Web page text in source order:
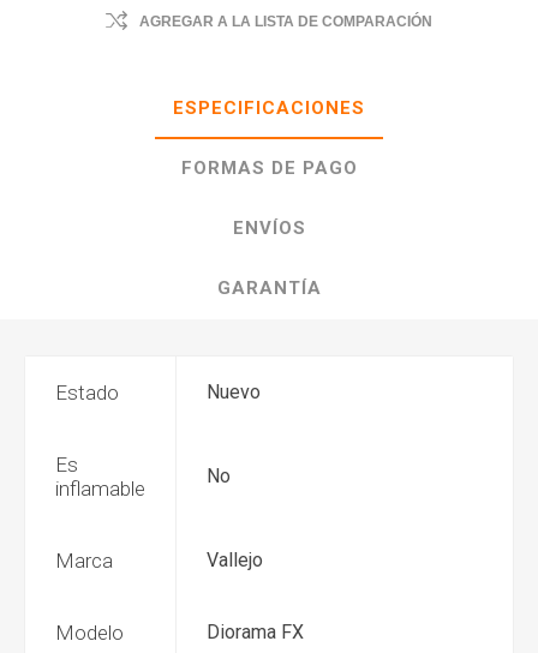
AGREGAR A LA LISTA DE COMPARACIÓN
ESPECIFICACIONES
FORMAS DE PAGO
ENVÍOS
GARANTÍA
Estado Nuevo
Es
inflamable
No
Marca Vallejo
Modelo Diorama FX